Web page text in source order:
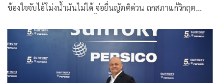
ข้องใจจับไอ้โม่งน้ำมันไม่ได้ จ่อยื่นญัตติด่วน ถกสภาแก้วิกฤต